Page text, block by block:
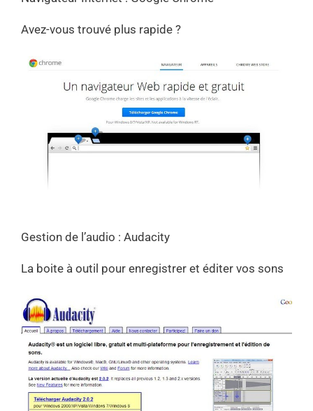
Avez-vous trouvé plus rapide ?
Gestion de l’audio : Audacity
La boite à outil pour enregistrer et éditer vos sons